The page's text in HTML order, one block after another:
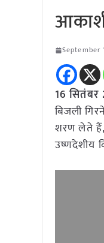
September
16 सितंबर
बिजली
शरण लेते हैं,
उष्णदेशीय